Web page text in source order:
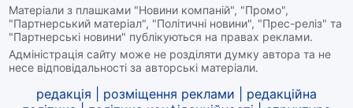
Матеріали з плашками "Новини компаній", "Промо",
"Партнерський матеріал", "Політичні новини", "Прес-реліз" та
"Партнерські новини" публікуються на правах реклами.
Адміністрація сайту може не розділяти думку автора та не
несе відповідальності за авторські матеріали.
редакція розміщення реклами
редакційна